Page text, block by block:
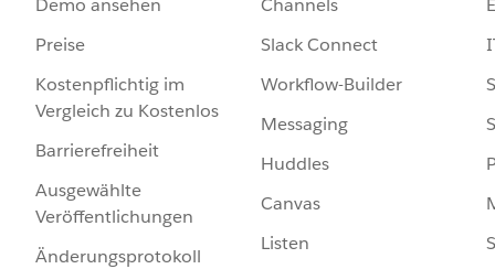
Demo ansehen
Preise
Kostenpflichtig im
Vergleich zu Kostenlos
Barrierefreiheit
Ausgewählte
Veröffentlichungen
Änderungsprotokoll
Channels
Slack Connect
Workflow-Builder
Messaging
Huddles
Canvas
Listen